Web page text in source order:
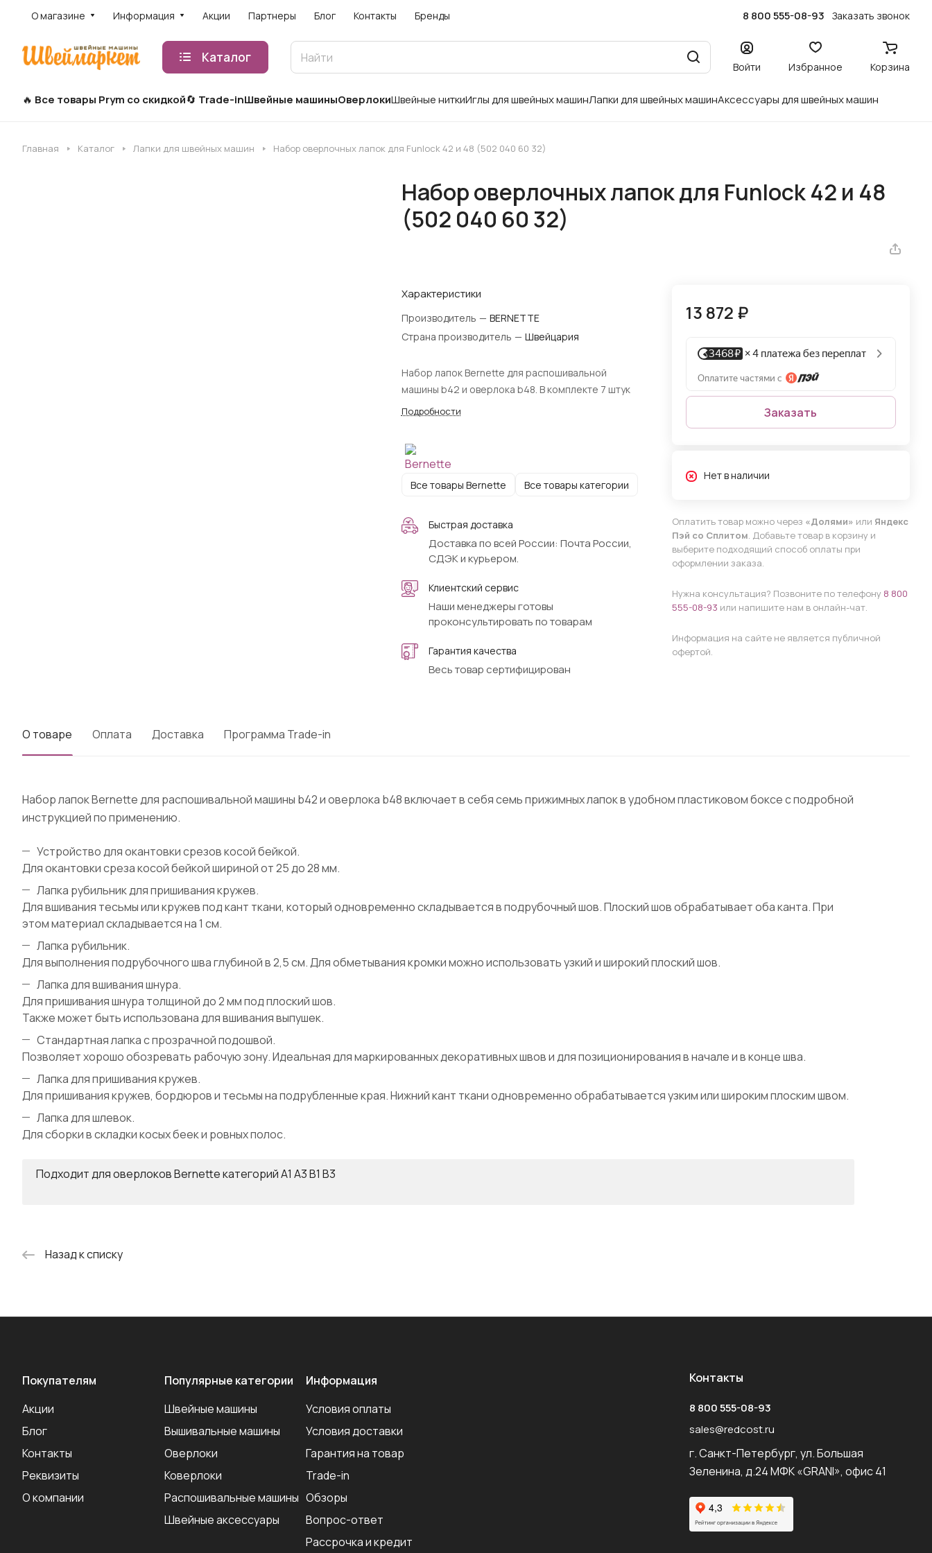
О магазине Информация Акции Партнеры Блог Контакты Бренды 8 800 555-08-93 Заказать звонок
Каталог
Войти Избранное Корзина
Все товары Prym со скидкой Trade-inШвейные машиныОверлокиШвейные ниткиИглы для швейных машинЛапки для швейных машинАксессуары для швейных машин
Главная Каталог Лапки для швейных машин Набор оверлочных лапок для Funlock 42 и 48 (502 040 60 32)
Набор оверлочных лапок для Funlock 42 и 48
(502 040 60 32)
Характеристики
Производитель — BERNETTE
Страна производитель — Швейцария
Набор лапок Bernette для распошивальной
машины b42 и оверлока b48. В комплекте 7 штук
Подробности
Все товары Bernette Все товары категории
Быстрая доставка
Доставка по всей России: Почта России,
СДЭК и курьером.
Клиентский сервис
Наши менеджеры готовы
проконсультировать по товарам
Гарантия качества
Весь товар сертифицирован
13 872 ₽
Заказать
Нет в наличии
Оплатить товар можно через «Долями» или Яндекс
Пэй со Сплитом. Добавьте товар в корзину и
выберите подходящий способ оплаты при
оформлении заказа.
Нужна консультация? Позвоните по телефону 8 800
555-08-93 или напишите нам в онлайн-чат.
Информация на сайте не является публичной
офертой.
О товаре Оплата Доставка Программа Trade-in
Набор лапок Bernette для распошивальной машины b42 и оверлока b48 включает в себя семь прижимных лапок в удобном пластиковом боксе с подробной
инструкцией по применению.
Устройство для окантовки срезов косой бейкой.
Для окантовки среза косой бейкой шириной от 25 до 28 мм.
Лапка рубильник для пришивания кружев.
Для вшивания тесьмы или кружев под кант ткани, который одновременно складывается в подрубочный шов. Плоский шов обрабатывает оба канта. При
этом материал складывается на 1 см.
Лапка рубильник.
Для выполнения подрубочного шва глубиной в 2,5 см. Для обметывания кромки можно использовать узкий и широкий плоский шов.
Лапка для вшивания шнура.
Для пришивания шнура толщиной до 2 мм под плоский шов.
Также может быть использована для вшивания выпушек.
Стандартная лапка с прозрачной подошвой.
Позволяет хорошо обозревать рабочую зону. Идеальная для маркированных декоративных швов и для позиционирования в начале и в конце шва.
Лапка для пришивания кружев.
Для пришивания кружев, бордюров и тесьмы на подрубленные края. Нижний кант ткани одновременно обрабатывается узким или широким плоским швом.
Лапка для шлевок.
Для сборки в складки косых беек и ровных полос.
Подходит для оверлоков Bernette категорий A1 A3 B1 B3
Назад к списку
Покупателям
Акции
Блог
Контакты
Реквизиты
О компании
Популярные категории
Швейные машины
Вышивальные машины
Оверлоки
Коверлоки
Распошивальные машины
Швейные аксеcсуары
Информация
Условия оплаты
Условия доставки
Гарантия на товар
Trade-in
Обзоры
Вопрос-ответ
Рассрочка и кредит
Контакты
8 800 555-08-93
sales@redcost.ru
г. Санкт-Петербург, ул. Большая
Зеленина, д.24 МФК «GRANI», офис 41